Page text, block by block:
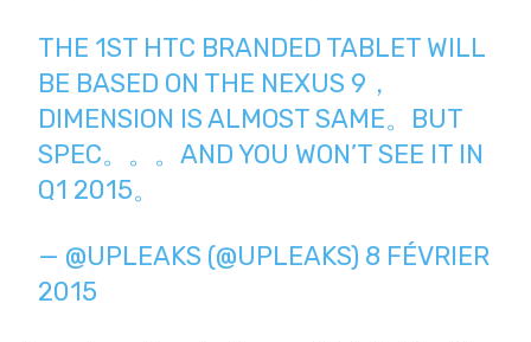
THE 1ST HTC BRANDED TABLET WILL
BE BASED ON THE NEXUS 9，
DIMENSION IS ALMOST SAME。BUT
SPEC。。。AND YOU WON’T SEE IT IN
Q1 2015。
— @UPLEAKS (@UPLEAKS) 8 FÉVRIER
2015